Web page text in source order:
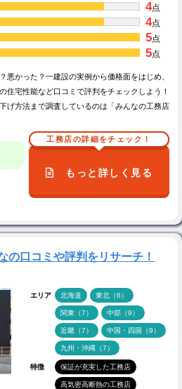
4点
4点
5点
5点
悪かった？一建設の実例から価格面をはじめ、
住宅性能など口コミで評判をチェックしよう！
げ方法まで調査しているのは「みんなの工務店
工務店の詳細をチェック！
もっと詳しく見る
の口コミや評判をリサーチ！
エリア 北海道 東北（6）
関東（7） 中部（9）
近畿（7） 中国・四国（9）
九州・沖縄（7）
特徴 保証が充実した工務店
高気密高断熱の工務店